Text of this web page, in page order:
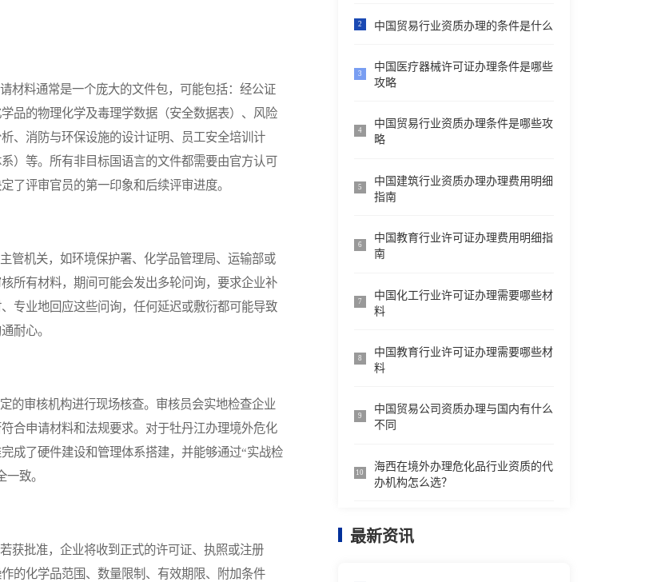
料通常是一个庞大的文件包，可能包括：经公证
品的物理化学及毒理学数据（安全数据表）、风险
、消防与环保设施的设计证明、员工安全培训计
）等。所有非目标国语言的文件都需要由官方认可
了评审官员的第一印象和后续评审进度。
机关，如环境保护署、化学品管理局、运输部或
所有材料，期间可能会发出多轮问询，要求企业补
专业地回应这些问询，任何延迟或敷衍都可能导致
耐心。
审核机构进行现场核查。审核员会实地检查企业
合申请材料和法规要求。对于牡丹江办理境外危化
成了硬件建设和管理体系搭建，并能够通过“实战检
致。
批准，企业将收到正式的许可证、执照或注册
的化学品范围、数量限制、有效期限、附加条件
2 中国贸易行业资质办理的条件是什么
3
中国医疗器械许可证办理条件是哪些
攻略
4
中国贸易行业资质办理条件是哪些攻
略
5
中国建筑行业资质办理办理费用明细
指南
6
中国教育行业许可证办理费用明细指
南
7
中国化工行业许可证办理需要哪些材
料
8
中国教育行业许可证办理需要哪些材
料
9
中国贸易公司资质办理与国内有什么
不同
10
海西在境外办理危化品行业资质的代
办机构怎么选？
最新资讯